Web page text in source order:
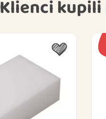
Klienci kupili